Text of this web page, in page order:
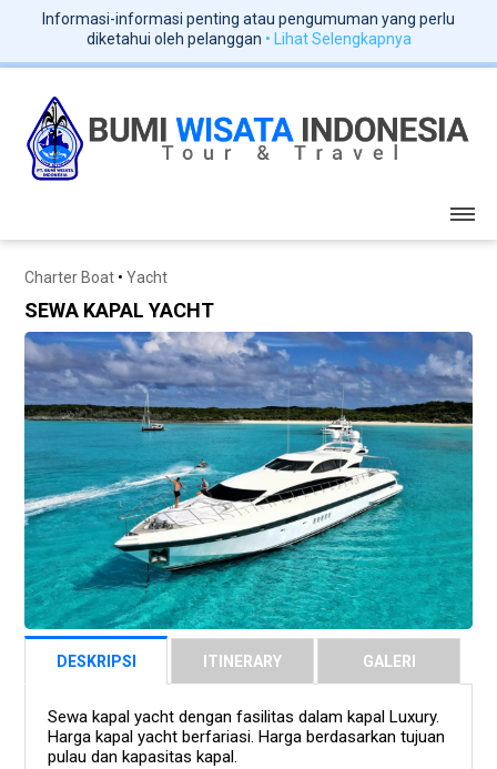
Informasi-informasi penting atau pengumuman yang perlu
diketahui oleh pelanggan • Lihat Selengkapnya
Charter Boat •Yacht
SEWA KAPAL YACHT
DESKRIPSI ITINERARY GALERI
Sewa kapal yacht dengan fasilitas dalam kapal Luxury.
Harga kapal yacht berfariasi. Harga berdasarkan tujuan
pulau dan kapasitas kapal.